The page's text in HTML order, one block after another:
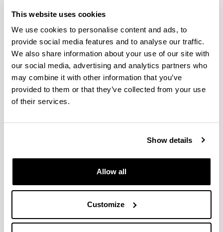
This website uses cookies
We use cookies to personalise content and ads, to
provide social media features and to analyse our traffic.
We also share information about your use of our site with
our social media, advertising and analytics partners who
may combine it with other information that you’ve
provided to them or that they’ve collected from your use
of their services.
Show details
Allow all
Customize
Cuerpo Médico y Gripe Española en
Bilbao
Gondra, J., Erkoreka, A.
Year:
2010
Bidebarrieta
Initial page - Ending page:
More information
(Opens New Window)
Gondra, Erkoreka. Cuerpo Médico y Gripe